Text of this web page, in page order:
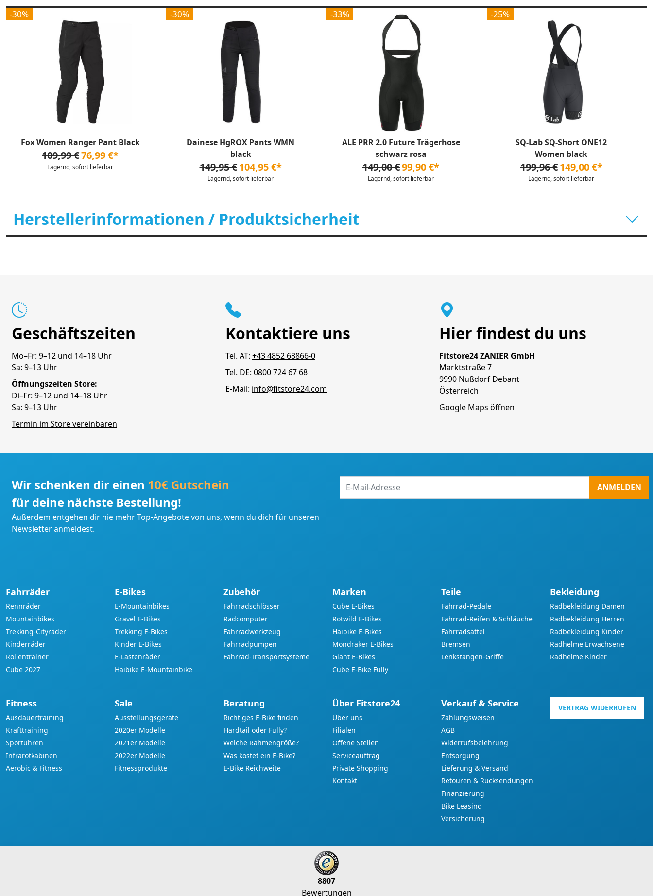
-30%
Fox Women Ranger Pant Black
109,99 €76,99 €*
Lagernd, sofort lieferbar
-30%
Dainese HgROX Pants WMN
black
149,95 € 104,95 €*
Lagernd, sofort lieferbar
-33%
ALE PRR 2.0 Future Trägerhose
schwarz rosa
149,00 €99,90 €*
Lagernd, sofort lieferbar
-25%
SQ-Lab SQ-Short ONE12
Women black
199,96 € 149,00 €*
Lagernd, sofort lieferbar
Herstellerinformationen / Produktsicherheit
Geschäftszeiten
Mo–Fr: 9–12 und 14–18 Uhr
Sa: 9–13 Uhr
Öffnungszeiten Store:
Di–Fr: 9–12 und 14–18 Uhr
Sa: 9–13 Uhr
Termin im Store vereinbaren
Kontaktiere uns
Tel. AT: +43 4852 68866-0
Tel. DE: 0800 724 67 68
E-Mail: info@fitstore24.com
Hier findest du uns
Fitstore24 ZANIER GmbH
Marktstraße 7
9990 Nußdorf Debant
Österreich
Google Maps öffnen
Wir schenken dir einen 10€ Gutschein
für deine nächste Bestellung!
Außerdem entgehen dir nie mehr Top-Angebote von uns, wenn du dich für unseren
Newsletter anmeldest.
Mail-
ANMELDEN
Fahrräder
Rennräder
Mountainbikes
Trekking-Cityräder
Kinderräder
Rollentrainer
Cube 2027
E-Bikes
E-Mountainbikes
Gravel E-Bikes
Trekking E-Bikes
Kinder E-Bikes
E-Lastenräder
Haibike E-Mountainbike
Zubehör
Fahrradschlösser
Radcomputer
Fahrradwerkzeug
Fahrradpumpen
Fahrrad-Transportsysteme
Marken
Cube E-Bikes
Rotwild E-Bikes
Haibike E-Bikes
Mondraker E-Bikes
Giant E-Bikes
Cube E-Bike Fully
Teile
Fahrrad-Pedale
Fahrrad-Reifen & Schläuche
Fahrradsättel
Bremsen
Lenkstangen-Griffe
Bekleidung
Radbekleidung Damen
Radbekleidung Herren
Radbekleidung Kinder
Radhelme Erwachsene
Radhelme Kinder
Fitness
Ausdauertraining
Krafttraining
Sportuhren
Infrarotkabinen
Aerobic & Fitness
Sale
Ausstellungsgeräte
2020er Modelle
2021er Modelle
2022er Modelle
Fitnessprodukte
Beratung
Richtiges E-Bike finden
Hardtail oder Fully?
Welche Rahmengröße?
Was kostet ein E-Bike?
E-Bike Reichweite
Über Fitstore24
Über uns
Filialen
Offene Stellen
Serviceauftrag
Private Shopping
Kontakt
Verkauf & Service
Zahlungsweisen
AGB
Widerrufsbelehrung
Entsorgung
Lieferung & Versand
Retouren & Rücksendungen
Finanzierung
Bike Leasing
Versicherung
VERTRAG WIDERRUFEN
8807
Bewertungen